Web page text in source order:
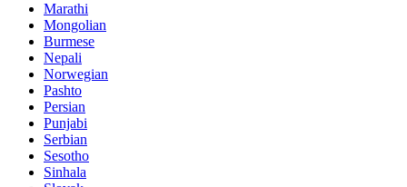
Marathi
Mongolian
Burmese
Nepali
Norwegian
Pashto
Persian
Punjabi
Serbian
Sesotho
Sinhala